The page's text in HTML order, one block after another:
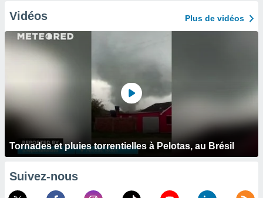
Vidéos Plus de vidéos
Tornades et pluies torrentielles à Pelotas, au Brésil
Suivez-nous